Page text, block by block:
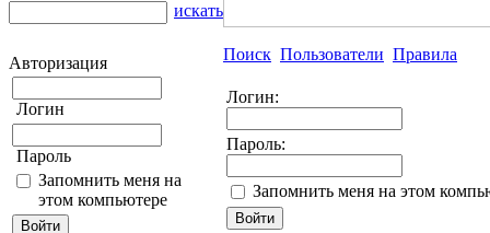
искать
Авторизация
Логин
Пароль
Запомнить меня на
этом компьютере
Поиск Пользователи Правила
Логин:
Пароль:
Запомнить меня на этом